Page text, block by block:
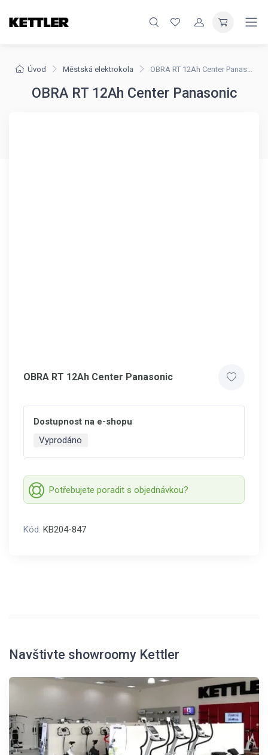
Úvod Městská elektrokola OBRA RT 12Ah Center Panasonic
OBRA RT 12Ah Center Panasonic
OBRA RT 12Ah Center Panasonic
Dostupnost na e-shopu
Vyprodáno
Potřebujete poradit s objednávkou?
Kód: KB204-847
Navštivte showroomy Kettler